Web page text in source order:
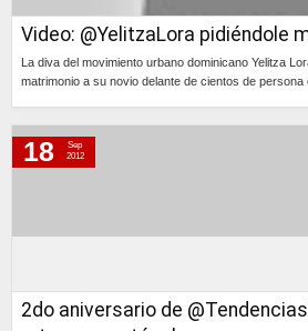
Video: @YelitzaLora pidiéndole
La diva del movimiento urbano dominicano Yelitza
matrimonio a su novio delante de cientos de persona
2do aniversario de
18
Sep
2012